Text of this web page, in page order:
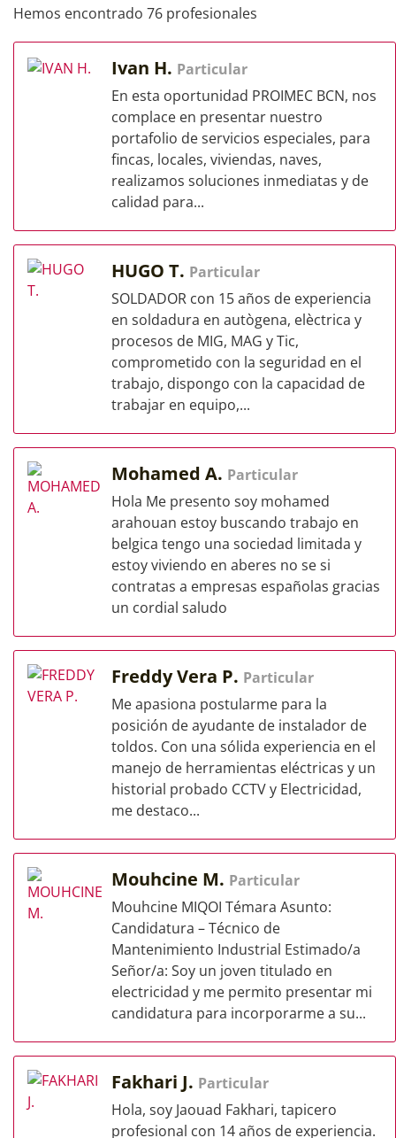
Hemos encontrado 76 profesionales
Ivan H. Particular
En esta oportunidad PROIMEC BCN, nos
complace en presentar nuestro
portafolio de servicios especiales, para
fincas, locales, viviendas, naves,
realizamos soluciones inmediatas y de
calidad para...
HUGO T. Particular
SOLDADOR con 15 años de experiencia
en soldadura en autògena, elèctrica y
procesos de MIG, MAG y Tic,
comprometido con la seguridad en el
trabajo, dispongo con la capacidad de
trabajar en equipo,...
Mohamed A. Particular
Hola Me presento soy mohamed
arahouan estoy buscando trabajo en
belgica tengo una sociedad limitada y
estoy viviendo en aberes no se si
contratas a empresas españolas gracias
un cordial saludo
Freddy Vera P. Particular
Me apasiona postularme para la
posición de ayudante de instalador de
toldos. Con una sólida experiencia en el
manejo de herramientas eléctricas y un
historial probado CCTV y Electricidad,
me destaco...
Mouhcine M. Particular
Mouhcine MIQOI Témara Asunto:
Candidatura – Técnico de
Mantenimiento Industrial Estimado/a
Señor/a: Soy un joven titulado en
electricidad y me permito presentar mi
candidatura para incorporarme a su...
Fakhari J. Particular
Hola, soy Jaouad Fakhari, tapicero
profesional con 14 años de experiencia.